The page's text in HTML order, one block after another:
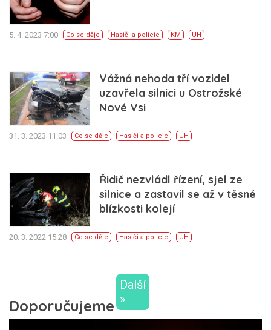
5. 4. 2023 7:00 Co se děje Hasiči a policie KM UH
Vážná nehoda tří vozidel
uzavřela silnici u Ostrožské
Nové Vsi
31. 3. 2023 11:03 Co se děje Hasiči a policie UH
Řidič nezvládl řízení, sjel ze
silnice a zastavil se až v těsné
blízkosti kolejí
20. 3. 2022 15:28 Co se děje Hasiči a policie UH
Další
»